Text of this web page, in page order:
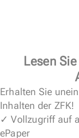
Lesen
Erhalten Sie
Inhalten der ZFK!
✓ Vollzugriff auf
ePaper